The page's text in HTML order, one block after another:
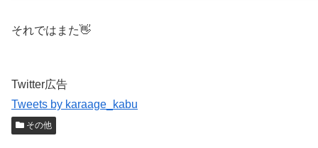
それではまた👋
Twitter広告
Tweets by karaage_kabu
その他